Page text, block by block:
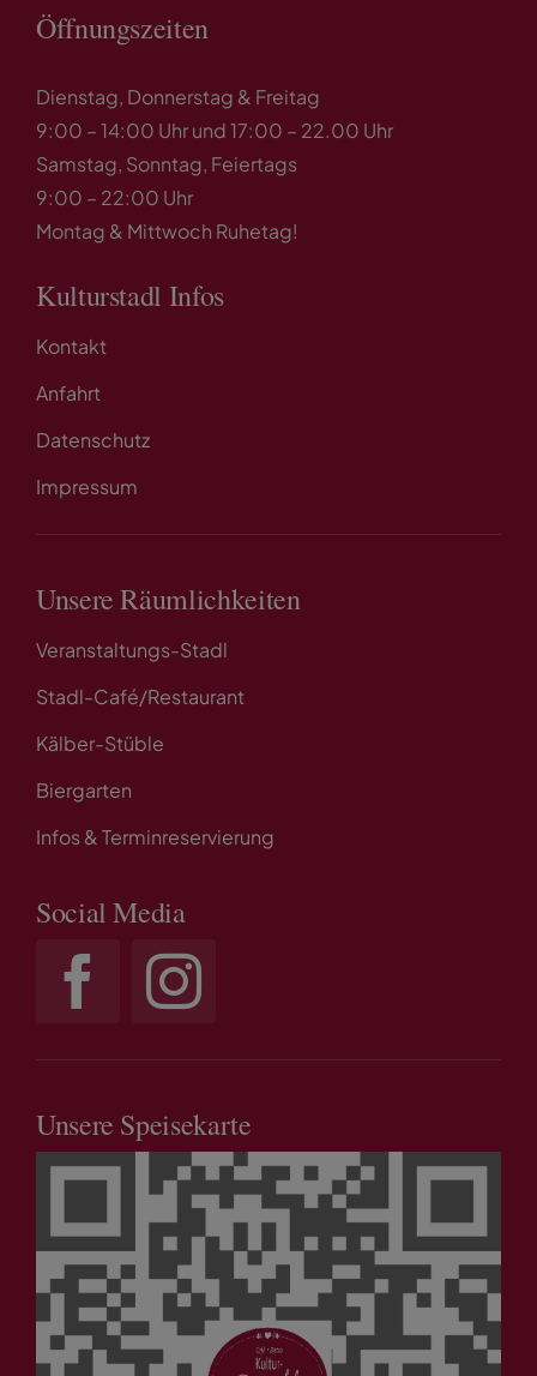
Öffnungszeiten
Dienstag, Donnerstag & Freitag
9:00 – 14:00 Uhr und 17:00 – 22.00 Uhr
Samstag, Sonntag, Feiertags
9:00 – 22:00 Uhr
Montag & Mittwoch Ruhetag!
Kulturstadl Infos
Kontakt
Anfahrt
Datenschutz
Impressum
Unsere Räumlichkeiten
Veranstaltungs-Stadl
Stadl-Café/Restaurant
Kälber-Stüble
Biergarten
Infos & Terminreservierung
Social Media
Unsere Speisekarte